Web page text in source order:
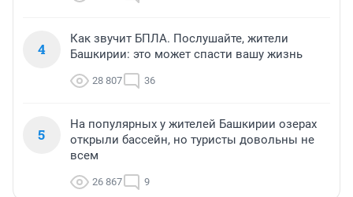
4
Как звучит БПЛА. Послушайте, жители
Башкирии: это может спасти вашу жизнь
28 807 36
5
На популярных у жителей Башкирии озерах
открыли бассейн, но туристы довольны не
всем
26 867 9